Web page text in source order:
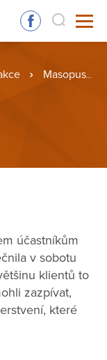
Masopust 2024
účastníkům
v sobotu
klientů to
zazpívat,
které